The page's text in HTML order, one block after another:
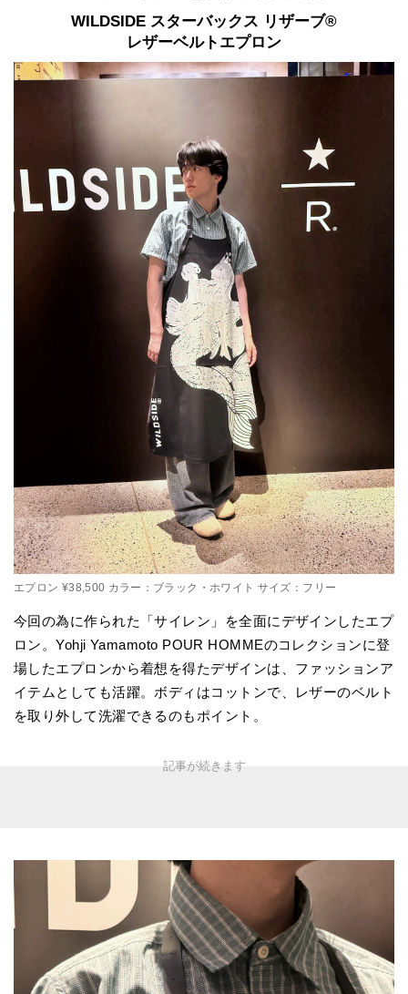
WILDSIDE スターバックス リザーブ®
レザーベルトエプロン
エプロン ¥38,500 カラー：ブラック・ホワイト サイズ：フリー
今回の為に作られた「サイレン」を全面にデザインしたエプ
ロン。Yohji Yamamoto POUR HOMMEのコレクションに登
場したエプロンから着想を得たデザインは、ファッションア
イテムとしても活躍。ボディはコットンで、レザーのベルト
を取り外して洗濯できるのもポイント。